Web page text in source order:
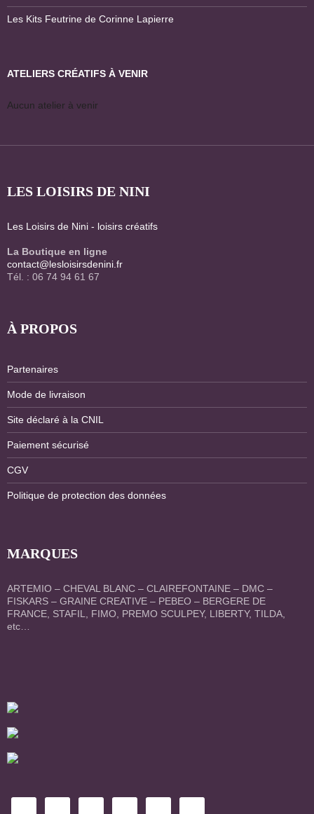
Les Kits Feutrine de Corinne Lapierre
ATELIERS CRÉATIFS À VENIR
Aucun atelier à venir
LES LOISIRS DE NINI
Les Loisirs de Nini - loisirs créatifs
La Boutique en ligne
contact@lesloisirsdenini.fr
Tél. : 06 74 94 61 67
À PROPOS
Partenaires
Mode de livraison
Site déclaré à la CNIL
Paiement sécurisé
CGV
Politique de protection des données
MARQUES
ARTEMIO – CHEVAL BLANC – CLAIREFONTAINE – DMC –
FISKARS – GRAINE CREATIVE – PEBEO – BERGERE DE
FRANCE, STAFIL, FIMO, PREMO SCULPEY, LIBERTY, TILDA,
etc…